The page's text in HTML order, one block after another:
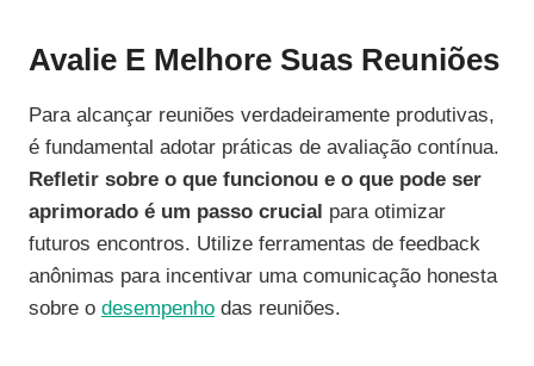
Avalie E Melhore Suas Reuniões
Para alcançar reuniões verdadeiramente produtivas,
é fundamental adotar práticas de avaliação contínua.
Refletir sobre o que funcionou e o que pode ser
aprimorado é um passo crucial para otimizar
futuros encontros. Utilize ferramentas de feedback
anônimas para incentivar uma comunicação honesta
sobre o desempenho das reuniões.